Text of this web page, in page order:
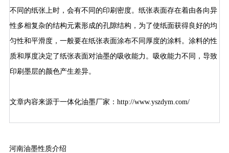
不同的纸张上时，会有不同的印刷密度。纸张表面存在着由各向异
性多相复杂的结构元素形成的孔隙结构，为了使纸面获得良好的均
匀性和平滑度，一般要在纸张表面涂布不同厚度的涂料。涂料的性
质和厚度决定了纸张表面对油墨的吸收能力。吸收能力不同，导致
印刷墨层的颜色产生差异。
文章内容来源于一体化油墨厂家： http://www.yszdym.com/
河南油墨性质介绍